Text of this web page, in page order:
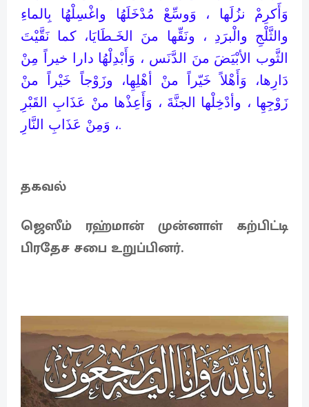
وَأَكرِمْ نزُلَها ، وَوسِّعْ مُدْخَلَهُا واغْسِلْهُا بِالماءِ
والثَّلْجِ والْبرَدِ ، ونَقِّها منَ الخَـطَايَا، كما نَقَّيْتَ
الثَّوب الأبْيَضَ منَ الدَّنَس ، وَأَبْدِلْهُا دارا خيراً مِنْ
دَارِها، وَأَهْلاً خَيّراً منْ أهْلِهِا، وزَوْجاً خَيْراً منْ
زَوْجِهِا ، وأدْخِلْها الجنَّةَ ، وَأَعِذْها منْ عَذَابِ القَبْرِ
، وَمِنْ عَذَابِ النَّارِ.
தகவல்
ஜெஸீம் ரஹ்மான் முன்னாள் கற்பிட்டி
பிரதேச சபை உறுப்பினர்.